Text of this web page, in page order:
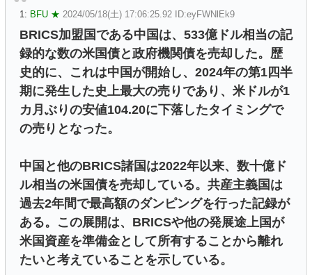
1: BFU ★ 2024/05/18(土) 17:06:25.92 ID:eyFWNlEk9
BRICS加盟国である中国は、533億ドル相当の記
録的な数の米国債と政府機関債を売却した。歴
史的に、これは中国が開始し、2024年の第1四半
期に発生した史上最大の売りであり、米ドルが1
カ月ぶりの安値104.20に下落したタイミングで
の売りとなった。
中国と他のBRICS諸国は2022年以来、数十億ド
ル相当の米国債を売却している。共産主義国は
過去2年間で最高額のダンピングを行った記録が
ある。この展開は、BRICSや他の発展途上国が
米国資産を準備金として所有することから離れ
たいと考えていることを示している。